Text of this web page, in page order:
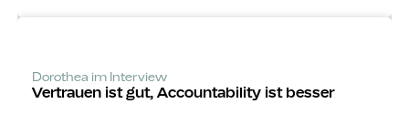
Dorothea im Interview
Vertrauen ist gut, Accounta­bility ist besser